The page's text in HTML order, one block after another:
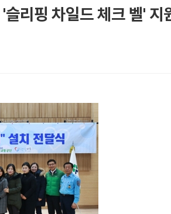
리핑 차일드 체크 벨' 지